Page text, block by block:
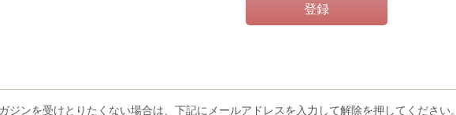
登録
ジンを受けとりたくない場合は、下記にメールアドレスを入力して解除を押してください。